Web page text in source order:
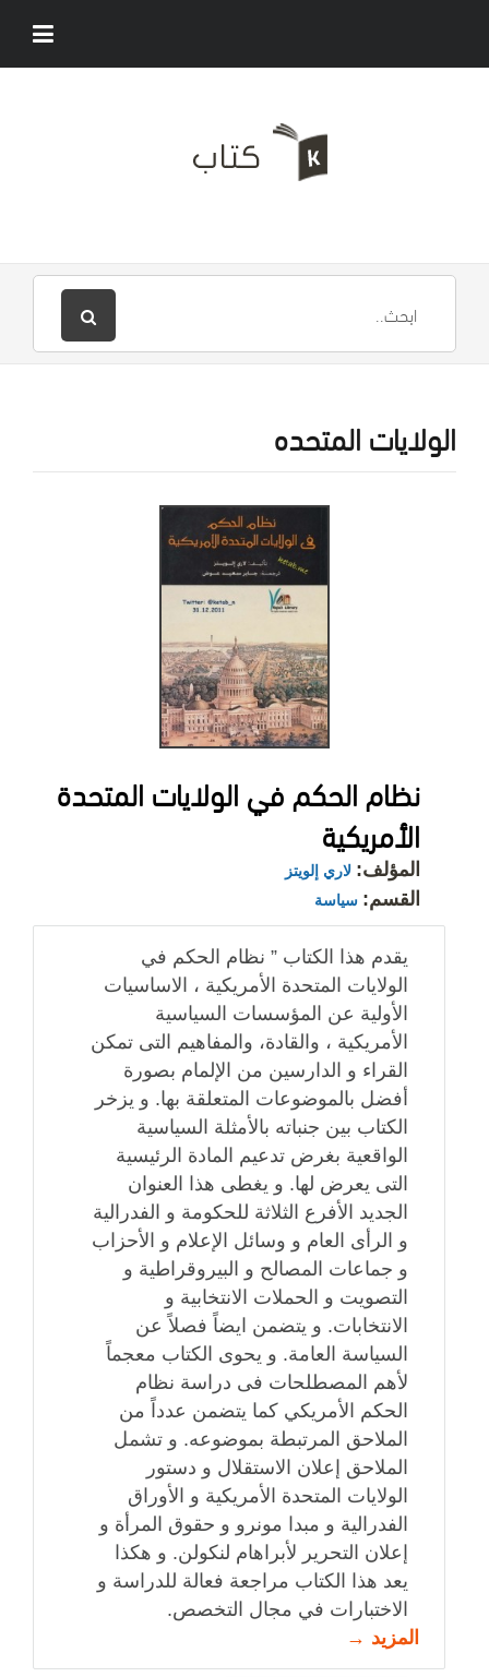
الولايات المتحده
نظام الحكم في الولايات المتحدة
الأمريكية
المؤلف: لاري إلويتز
القسم: سياسة
يقدم هذا الكتاب ” نظام الحكم في
الولايات المتحدة الأمريكية ، الاساسيات
الأولية عن المؤسسات السياسية
الأمريكية ، والقادة، والمفاهيم التى تمكن
القراء و الدارسين من الإلمام بصورة
أفضل بالموضوعات المتعلقة بها. و يزخر
الكتاب بين جنباته بالأمثلة السياسية
الواقعية بغرض تدعيم المادة الرئيسية
التى يعرض لها. و يغطى هذا العنوان
الجديد الأفرع الثلاثة للحكومة و الفدرالية
و الرأى العام و وسائل الإعلام و الأحزاب
و جماعات المصالح و البيروقراطية و
التصويت و الحملات الانتخابية و
الانتخابات. و يتضمن ايضاً فصلاً عن
السياسة العامة. و يحوى الكتاب معجماً
لأهم المصطلحات فى دراسة نظام
الحكم الأمريكي كما يتضمن عدداً من
الملاحق المرتبطة بموضوعه. و تشمل
الملاحق إعلان الاستقلال و دستور
الولايات المتحدة الأمريكية و الأوراق
الفدرالية و مبدا مونرو و حقوق المرأة و
إعلان التحرير لأبراهام لنكولن. و هكذا
يعد هذا الكتاب مراجعة فعالة للدراسة و
الاختبارات في مجال التخصص.
المزيد →